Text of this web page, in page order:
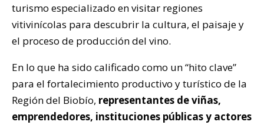
turismo especializado en visitar regiones
vitivinícolas para descubrir la cultura, el paisaje y
el proceso de producción del vino.
En lo que ha sido calificado como un “hito clave”
para el fortalecimiento productivo y turístico de la
Región del Biobío, representantes de viñas,
emprendedores, instituciones públicas y actores